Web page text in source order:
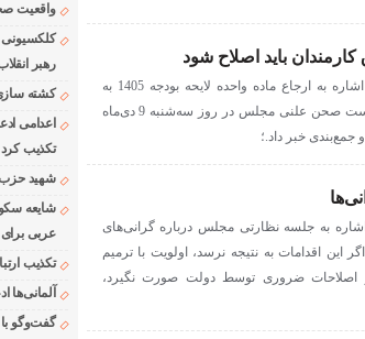
رئیس مجلس شورای اسلامی با اشاره به ارجاع ماده واحده لایحه بودجه 1405 به
کمیسیون تلفیق، از برگزاری نشست صحن علنی مجلس در روز سه‌شنبه 9 دی‌ماه
جمع‌بندی خبر داد.؛
به جلسه نظارتی مجلس درباره گرانی‌های
این اقدامات به نتیجه نرسد، اولویت با ترمیم
اصلاحات ضروری توسط دولت صورت نگیرد،
واقعیت
کلکسیونی
رهبر
کشته
اعدامی
تکذیب کرد
شهید
شایعه
عربی
تکذیب
آلمانی‌ها ادعای ۲۰۰هزار نفری مونیخ
گفت‌وگو